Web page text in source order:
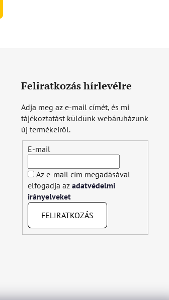
Feliratkozás hírlevélre
Adja meg az e-mail címét, és mi
tájékoztatást küldünk webáruházunk
új termékeiről.
E-mail
Az e-mail cím megadásával
elfogadja az adatvédelmi
irányelveket
FELIRATKOZÁS